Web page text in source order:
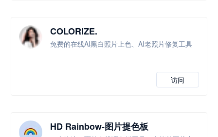
COLORIZE.
免费的在线AI黑白照片上色、AI老照片修复工具
访问
HD Rainbow-图片提色板